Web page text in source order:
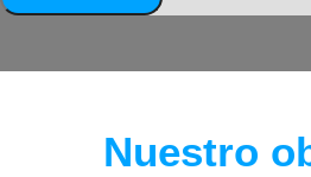
Nuestro